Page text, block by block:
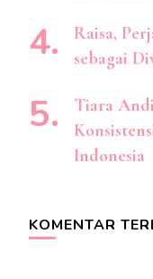
Raisa,
sebagai
Tiara
Indonesia
KOMENTAR